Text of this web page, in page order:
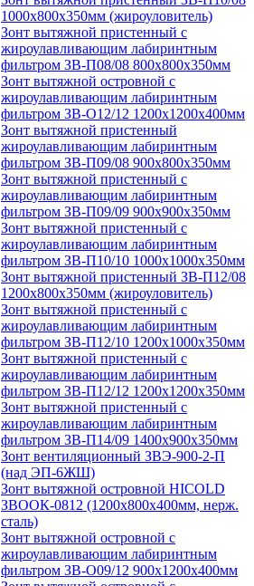
1000х800х350мм (жироуловитель)
Зонт вытяжной пристенный с
жироулавливающим лабиринтным
фильтром ЗВ-П08/08 800х800х350мм
Зонт вытяжной островной с
жироулавливающим лабиринтным
фильтром ЗВ-О12/12 1200х1200х400мм
Зонт вытяжной пристенный
жироулавливающим лабиринтным
фильтром ЗВ-П09/08 900х800х350мм
Зонт вытяжной пристенный с
жироулавливающим лабиринтным
фильтром ЗВ-П09/09 900х900х350мм
Зонт вытяжной пристенный с
жироулавливающим лабиринтным
фильтром ЗВ-П10/10 1000х1000х350мм
Зонт вытяжной пристенный ЗВ-П12/08
1200х800х350мм (жироуловитель)
Зонт вытяжной пристенный с
жироулавливающим лабиринтным
фильтром ЗВ-П12/10 1200х1000х350мм
Зонт вытяжной пристенный с
жироулавливающим лабиринтным
фильтром ЗВ-П12/12 1200х1200х350мм
Зонт вытяжной пристенный с
жироулавливающим лабиринтным
фильтром ЗВ-П14/09 1400х900х350мм
Зонт вентиляционный ЗВЭ-900-2-П
(над ЭП-6ЖШ)
Зонт вытяжной островной HICOLD
ЗВООК-0812 (1200х800x400мм, нерж.
сталь)
Зонт вытяжной островной с
жироулавливающим лабиринтным
фильтром ЗВ-О09/12 900х1200х400мм